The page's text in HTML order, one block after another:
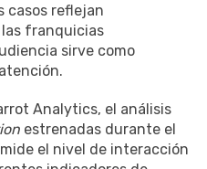
casos reflejan
franquicias
sirve como
Analytics, el análisis
estrenadas durante el
el nivel de interacción